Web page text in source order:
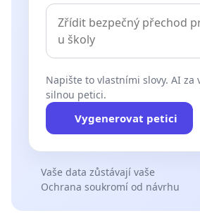
Napište to vlastními slovy. AI za
silnou petici.
Vygenerovat petici
Vaše data zůstávají vaše
Ochrana soukromí od návrhu